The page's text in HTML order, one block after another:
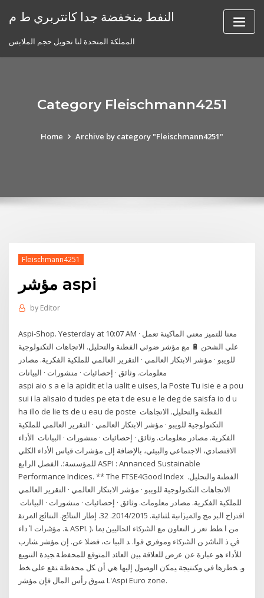
النفط منخفضة جدا كانتربري ط م
المملكة المتحدة لنا تحويل حجم الملابس
Category Fleischmann4251
Home Archive by category "Fleischmann4251"
Fleischmann4251
مؤشر aspi
by Editor
Aspi-Shop. Yesterday at 10:07 AM · معنا للتميز معنى الماكينة تعمل
على الشحن 🔋 مع مؤشر ضوئي الفطنة والتحليل. الاتجاهات التكنولوجية
للويبو · مؤشر الابتكار العالمي · التقرير العالمي للملكية الفكرية. مصادر
aspi aio s a e la apidit et la ualit e uises, la Poste Tu isie e a pou
sui i la alisaio d tudes pe eta t de esu e le deg de saisfa io d u
ha illo de lie ts de u eau de poste الفطنة والتحليل. الاتجاهات
التكنولوجية للويبو · مؤشر الابتكار العالمي · التقرير العالمي للملكية
الفكرية. مصادر معلومات. وثائق · إحصائيات · منشورات · البيانات اﻷداء
اﻻﻗﺘﺼﺎدي، اﻻﺟﺘﻤﺎﻋﻲ واﻟﺒﻴﺌﻲ، ﺑﺎﻹﺿﺎﻓﺔ إﱃ ﻣﺆﺷﺮات ﻗﻴﺎس اﻷداء اﻟﻜﻠﻲ
ﻟﻠﻤﺆﺳﺴﺔ؛. اﻟﻔﺼﻞ اﻟﺮاﺑﻊ ASPI : Annanced Sustainable
Performance Indices. ** The FTSE4Good Index الفطنة والتحليل.
الاتجاهات التكنولوجية للويبو · مؤشر الابتكار العالمي · التقرير العالمي
للملكية الفكرية. مصادر معلومات. وثائق · إحصائيات · منشورات · البيانات
اﻗﱰاح اﻟﱪ ﻣﺞ واﳌﲒاﻧﻴﺔ ﻠﺜﻨﺎﺋﻴﺔ. 2014/2015. 32. إﻃﺎر اﻟﻨﺘﺎﰀ. اﻟﻨﺘﺎﰀ اﳌﺮﺗﻘ
ﺔ. ﻣﺆﴍات ا ٔداء ASPI. )، ﻣﻦ ا ﻄﻂ ﺗﻌﺰ ﺰ اﻟﺘﻌﺎون ﻣﻊ اﻟﴩﰷء اﳊﺎﻟﻴﲔ ﲟﺎ
ﰲ ذ اﻟﻨﺎﴍ ﻦ اﻟﴩﰷء وﻣﻮﻓﺮي ﻗﻮا. ﺪ اﻟﺒﻴﺎ ت، ﻓﻀﻼ ﻋﻦ. ﺇﻥ ﻤﺅﺸﺭ ﺸﺎﺭﺏ
ﻟﻸﺩﺍﺀ ﻫﻭ ﻋﺒﺎﺭﺓ ﻋﻥ ﻋﺭﺽ ﻟﻠﻌﻼﻗﺔ ﺒﻴﻥ ﺍﻟﻌﺎﺌﺩ ﺍﻟﻤﺘﻭﻗﻊ ﻟﻠﻤﺤﻔﻅﺔ ﺠﻴﺩﺓ ﺍﻟﺘﻨﻭﻴﻊ
ﻭ. ﺨﻁﺭﻫﺎ ﻓﻲ ﻭﻜﻨﺘﻴﺠﺔ ﻴﻤﻜﻥ ﺍﻟﻭﺼﻭل ﺇﻟﻴﻬﺎ ﻫﻲ ﺃﻥ ﻜل ﻤﺤﻔﻅﺔ ﺘﻘﻊ ﻋﻠﻰ ﺨﻁ
ﺴﻭﻕ ﺭﺃﺱ ﺍﻟﻤﺎل ﻓﺈﻥ ﻤﺅﺸﺭ L'Aspi Euro zone.